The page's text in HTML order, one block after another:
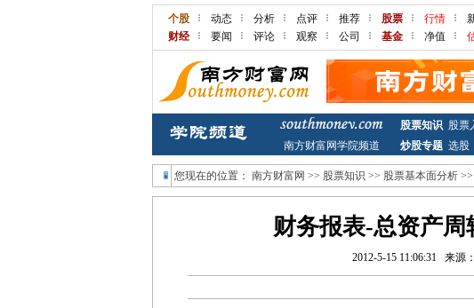
个股 动态 分析 点评 推荐 股票 行情
财经
要闻 评论 观察 公司 基金 净值
股票知识 股票
南方财富网学院频道
炒股专题 选股
您现在的位置： 南方财富网 >> 股票知识 >> 股票基本面分析
财务报表-总资产
2012-5-15 11:06:31 来源